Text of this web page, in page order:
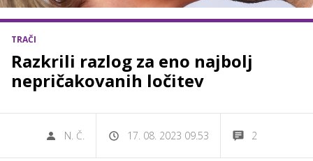
TRAČI
Razkrili razlog za eno najbolj
nepričakovanih ločitev
N. Č. 17. 08. 2023 09.53 2